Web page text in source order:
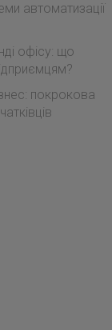
автоматизації
офісу: що
покрокова